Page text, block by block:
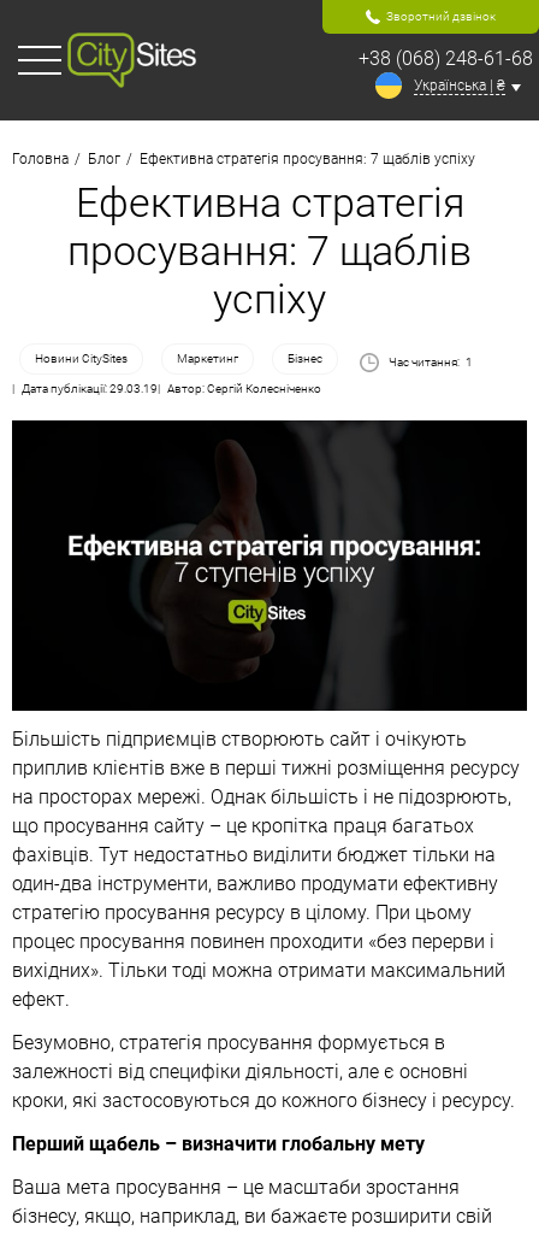
Зворотний дзвінок
+38 (068) 248-61-68
Українська | ₴
Головна Блог Ефективна стратегія просування: 7 щаблів успіху
Ефективна стратегія
просування: 7 щаблів
успіху
Новини CitySites Маркетинг Бізнес Час читання: 1
Дата публікації: 29.03.19
Автор: Сергій Колесніченко
Більшість підприємців створюють сайт і очікують
приплив клієнтів вже в перші тижні розміщення ресурсу
на просторах мережі. Однак більшість і не підозрюють,
що просування сайту – це кропітка праця багатьох
фахівців. Тут недостатньо виділити бюджет тільки на
один-два інструменти, важливо продумати ефективну
стратегію просування ресурсу в цілому. При цьому
процес просування повинен проходити «без перерви і
вихідних». Тільки тоді можна отримати максимальний
ефект.
Безумовно, стратегія просування формується в
залежності від специфіки діяльності, але є основні
кроки, які застосовуються до кожного бізнесу і ресурсу.
Перший щабель – визначити глобальну мету
Ваша мета просування – це масштаби зростання
бізнесу, якщо, наприклад, ви бажаєте розширити свій